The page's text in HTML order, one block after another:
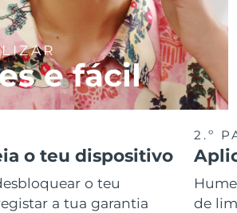
e fácil
o teu dispositivo
o teu
a tua garantia
2.º
de